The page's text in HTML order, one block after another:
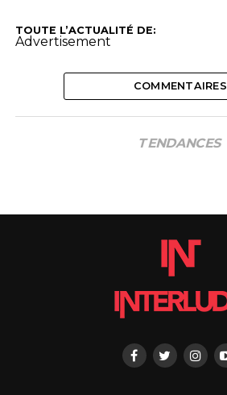
TOUTE L’ACTUALITÉ DE:
Advertisement
COMMENTAIRES
TENDANCES